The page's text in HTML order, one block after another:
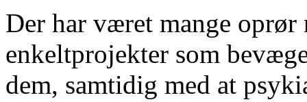
Der har været mange
enkeltprojekter som
dem, samtidig med at